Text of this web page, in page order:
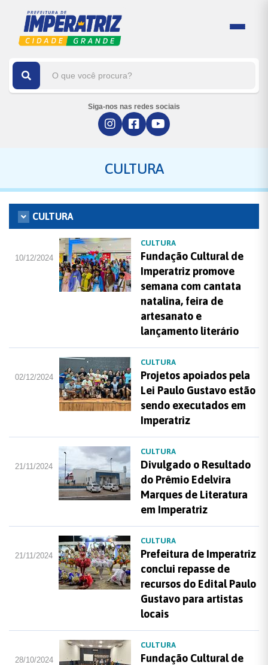
Siga-nos nas redes sociais
CULTURA
CULTURA
10/12/2024
CULTURA
Fundação Cultural de
Imperatriz promove
semana com cantata
natalina, feira de
artesanato e
lançamento literário
02/12/2024
CULTURA
Projetos apoiados pela
Lei Paulo Gustavo estão
sendo executados em
Imperatriz
21/11/2024
CULTURA
Divulgado o Resultado
do Prêmio Edelvira
Marques de Literatura
em Imperatriz
21/11/2024
CULTURA
Prefeitura de Imperatriz
conclui repasse de
recursos do Edital Paulo
Gustavo para artistas
locais
28/10/2024
CULTURA
Fundação Cultural de